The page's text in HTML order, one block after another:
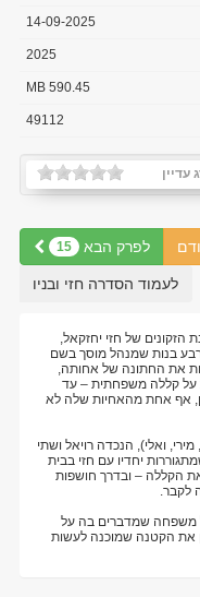
14-09-2025
2025
590.45 MB
49112
עדיין
לפרק הבא 15
לעמוד הסדרה חזי ובניו
הזקונים של חזי יחזקאל,
בנות שמנהל מוסך בשם
את החתונה של אחותה,
על קללה משפחתית – עד
אף אחת מהאחיות שלה לא
ואלי), הנכדה רויאל ושתי
יחדיו עם חזי בבית
הקללה – ובדרך חושפות
לקבר.
משפחה שמדברים בה על
את הקטנה שמוכנה לעשות